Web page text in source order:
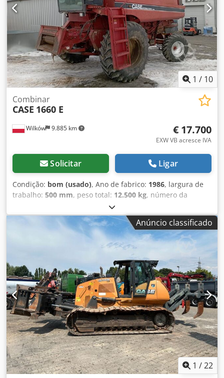
1 / 10
Wilków 9.885 km
Combinar
CASE 1660 E
€ 17.700
EXW VB acresce IVA
Solicitar Ligar
Condição: bom (usado), Ano de fabrico: 1986, largura de
trabalho: 500 mm, peso total: 12.500 kg, número da
, Fluxo axial CASE IH 1660 Marca:
Case IH Modelo: 1660 Ano: 1987 Horário de
funcionamento: 3.300 horas Largura da seção: 5,00 m
Vários tipos de equipamentos: picador de palha,
espalhador de palha Djdpfxsvr Dxpo Aixokr
Anúncio classificado
1 /22